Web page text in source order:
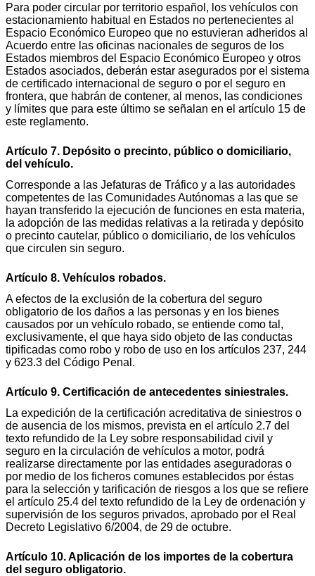
Para poder circular por territorio español, los vehículos con
estacionamiento habitual en Estados no pertenecientes al
Espacio Económico Europeo que no estuvieran adheridos al
Acuerdo entre las oficinas nacionales de seguros de los
Estados miembros del Espacio Económico Europeo y otros
Estados asociados, deberán estar asegurados por el sistema
de certificado internacional de seguro o por el seguro en
frontera, que habrán de contener, al menos, las condiciones
y límites que para este último se señalan en el artículo 15 de
este reglamento.
Artículo 7. Depósito o precinto, público o domiciliario,
del vehículo.
Corresponde a las Jefaturas de Tráfico y a las autoridades
competentes de las Comunidades Autónomas a las que se
hayan transferido la ejecución de funciones en esta materia,
la adopción de las medidas relativas a la retirada y depósito
o precinto cautelar, público o domiciliario, de los vehículos
que circulen sin seguro.
Artículo 8. Vehículos robados.
A efectos de la exclusión de la cobertura del seguro
obligatorio de los daños a las personas y en los bienes
causados por un vehículo robado, se entiende como tal,
exclusivamente, el que haya sido objeto de las conductas
tipificadas como robo y robo de uso en los artículos 237, 244
y 623.3 del Código Penal.
Artículo 9. Certificación de antecedentes siniestrales.
La expedición de la certificación acreditativa de siniestros o
de ausencia de los mismos, prevista en el artículo 2.7 del
texto refundido de la Ley sobre responsabilidad civil y
seguro en la circulación de vehículos a motor, podrá
realizarse directamente por las entidades aseguradoras o
por medio de los ficheros comunes establecidos por éstas
para la selección y tarificación de riesgos a los que se refiere
el artículo 25.4 del texto refundido de la Ley de ordenación y
supervisión de los seguros privados, aprobado por el Real
Decreto Legislativo 6/2004, de 29 de octubre.
Artículo 10. Aplicación de los importes de la cobertura
del seguro obligatorio.